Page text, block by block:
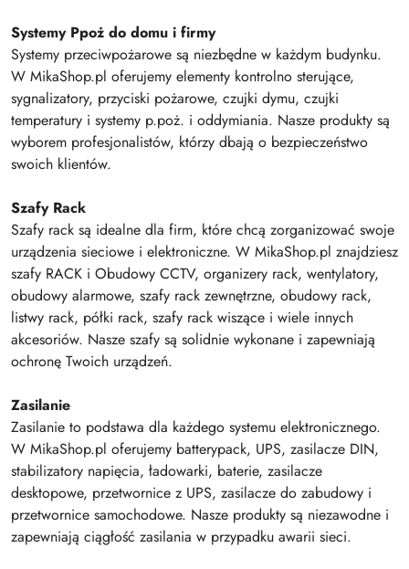
Systemy Ppoż do domu i firmy
Systemy przeciwpożarowe są niezbędne w każdym budynku.
W MikaShop.pl oferujemy elementy kontrolno sterujące,
sygnalizatory, przyciski pożarowe, czujki dymu, czujki
temperatury i systemy p.poż. i oddymiania. Nasze produkty są
wyborem profesjonalistów, którzy dbają o bezpieczeństwo
swoich klientów.
Szafy Rack
Szafy rack są idealne dla firm, które chcą zorganizować swoje
urządzenia sieciowe i elektroniczne. W MikaShop.pl znajdziesz
szafy RACK i Obudowy CCTV, organizery rack, wentylatory,
obudowy alarmowe, szafy rack zewnętrzne, obudowy rack,
listwy rack, półki rack, szafy rack wiszące i wiele innych
akcesoriów. Nasze szafy są solidnie wykonane i zapewniają
ochronę Twoich urządzeń.
Zasilanie
Zasilanie to podstawa dla każdego systemu elektronicznego.
W MikaShop.pl oferujemy batterypack, UPS, zasilacze DIN,
stabilizatory napięcia, ładowarki, baterie, zasilacze
desktopowe, przetwornice z UPS, zasilacze do zabudowy i
przetwornice samochodowe. Nasze produkty są niezawodne i
zapewniają ciągłość zasilania w przypadku awarii sieci.